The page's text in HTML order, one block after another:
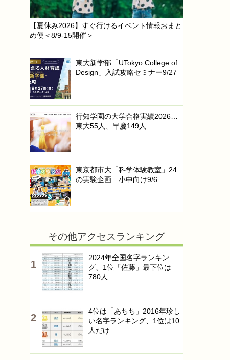
【夏休み2026】すぐ行けるイベント情報おまと
め便＜8/9-15開催＞
東大新学部「UTokyo College of
Design」入試攻略セミナー9/27
行知学園の大学合格実績2026…
東大55人、早慶149人
東京都市大「科学体験教室」24
の実験企画…小中向け9/6
その他アクセスランキング
2024年全国名字ランキン
グ、1位「佐藤」最下位は
780人
4位は「あちち」2016年珍し
い名字ランキング、1位は10
人だけ